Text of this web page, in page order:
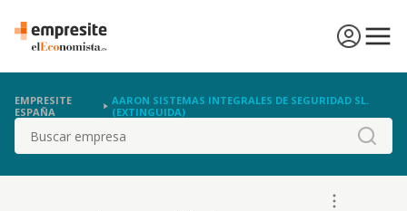
EMPRESITE
ESPAÑA
AARON SISTEMAS INTEGRALES DE SEGURIDAD SL.
(EXTINGUIDA)
Buscar